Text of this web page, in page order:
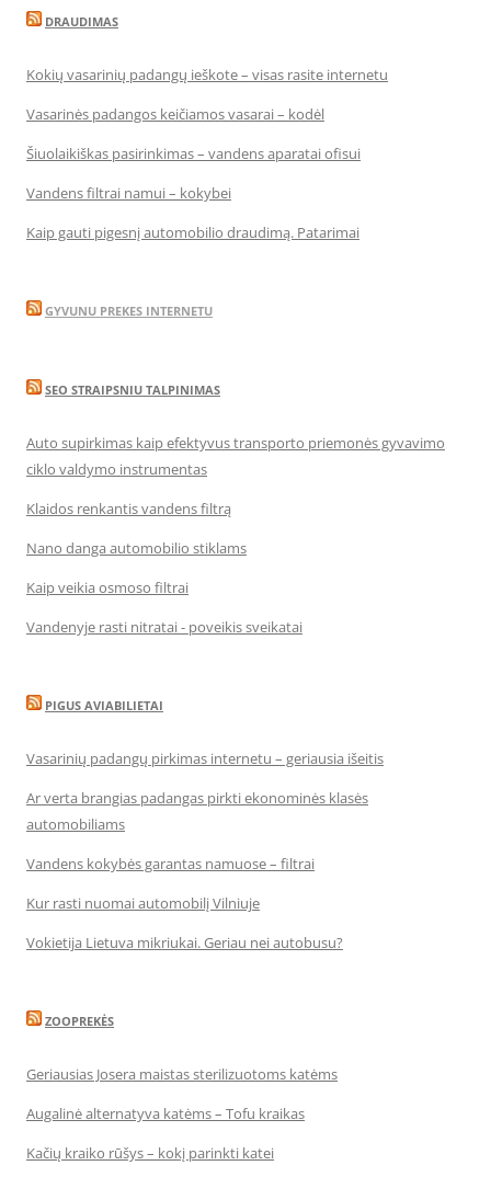
DRAUDIMAS
Kokių vasarinių padangų ieškote – visas rasite internetu
Vasarinės padangos keičiamos vasarai – kodėl
Šiuolaikiškas pasirinkimas – vandens aparatai ofisui
Vandens filtrai namui – kokybei
Kaip gauti pigesnį automobilio draudimą. Patarimai
GYVUNU PREKES INTERNETU
SEO STRAIPSNIU TALPINIMAS
Auto supirkimas kaip efektyvus transporto priemonės gyvavimo
ciklo valdymo instrumentas
Klaidos renkantis vandens filtrą
Nano danga automobilio stiklams
Kaip veikia osmoso filtrai
Vandenyje rasti nitratai - poveikis sveikatai
PIGUS AVIABILIETAI
Vasarinių padangų pirkimas internetu – geriausia išeitis
Ar verta brangias padangas pirkti ekonominės klasės
automobiliams
Vandens kokybės garantas namuose – filtrai
Kur rasti nuomai automobilį Vilniuje
Vokietija Lietuva mikriukai. Geriau nei autobusu?
ZOOPREKĖS
Geriausias Josera maistas sterilizuotoms katėms
Augalinė alternatyva katėms – Tofu kraikas
Kačių kraiko rūšys – kokį parinkti katei